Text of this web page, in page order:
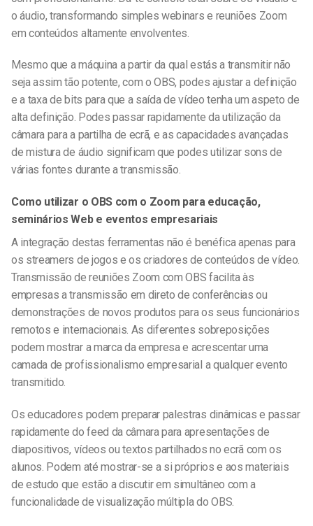
o áudio, transformando simples webinars e reuniões Zoom
em conteúdos altamente envolventes.
Mesmo que a máquina a partir da qual estás a transmitir não
seja assim tão potente, com o OBS, podes ajustar a definição
e a taxa de bits para que a saída de vídeo tenha um aspeto de
alta definição. Podes passar rapidamente da utilização da
câmara para a partilha de ecrã, e as capacidades avançadas
de mistura de áudio significam que podes utilizar sons de
várias fontes durante a transmissão.
Como utilizar o OBS com o Zoom para educação,
seminários Web e eventos empresariais
A integração destas ferramentas não é benéfica apenas para
os streamers de jogos e os criadores de conteúdos de vídeo.
Transmissão de reuniões Zoom com OBS facilita às
empresas a transmissão em direto de conferências ou
demonstrações de novos produtos para os seus funcionários
remotos e internacionais. As diferentes sobreposições
podem mostrar a marca da empresa e acrescentar uma
camada de profissionalismo empresarial a qualquer evento
transmitido.
Os educadores podem preparar palestras dinâmicas e passar
rapidamente do feed da câmara para apresentações de
diapositivos, vídeos ou textos partilhados no ecrã com os
alunos. Podem até mostrar-se a si próprios e aos materiais
de estudo que estão a discutir em simultâneo com a
funcionalidade de visualização múltipla do OBS.